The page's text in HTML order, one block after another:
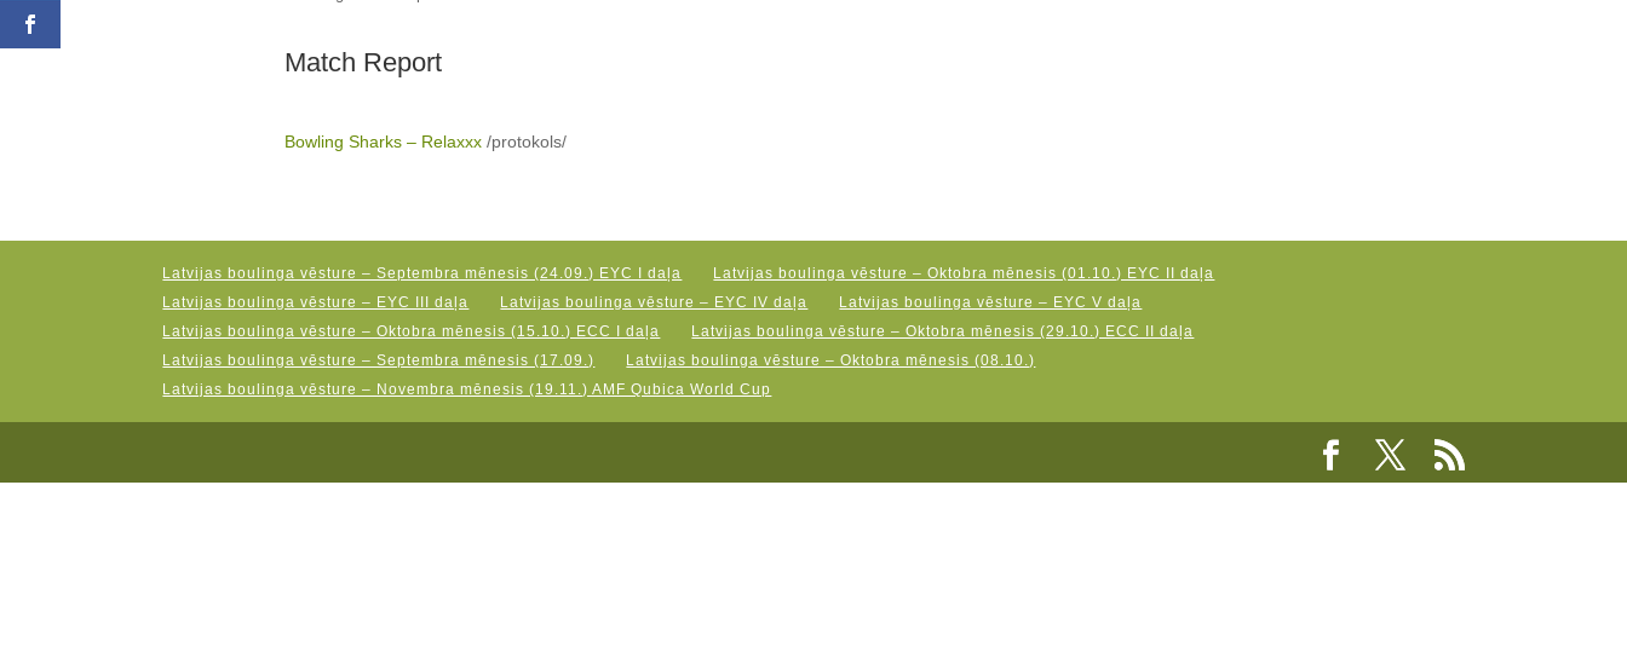
Match Report
Bowling Sharks – Relaxxx/protokols/
Latvijas boulinga vēsture – Septembra mēnesis (24.09.) EYC I daļa
Latvijas boulinga vēsture – Oktobra mēnesis (01.10.) EYC II daļa
Latvijas boulinga vēsture – EYC III daļa
Latvijas boulinga vēsture – EYC IV daļa
Latvijas boulinga vēsture – EYC V daļa
Latvijas boulinga vēsture – Oktobra mēnesis (15.10.) ECC I daļa
Latvijas boulinga vēsture – Oktobra mēnesis (29.10.) ECC II daļa
Latvijas boulinga vēsture – Septembra mēnesis (17.09.)
Latvijas boulinga vēsture – Oktobra mēnesis (08.10.)
Latvijas boulinga vēsture – Novembra mēnesis (19.11.) AMF Qubica World Cup